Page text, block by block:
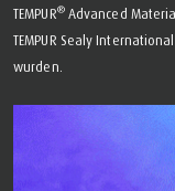
TEMPUR®Advanced
TEMPUR Sealy
wurden.